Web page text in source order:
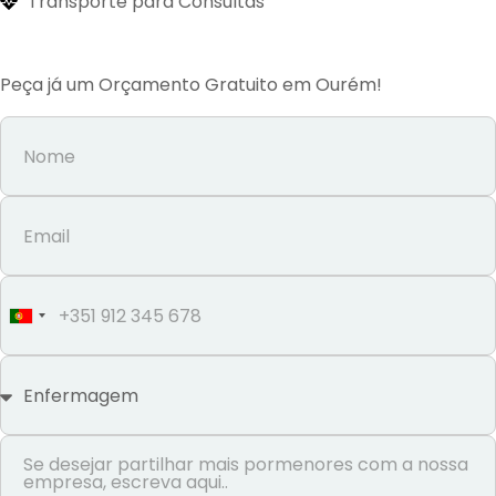
Peça já um Orçamento Gratuito em Ourém!
Portugal
+351